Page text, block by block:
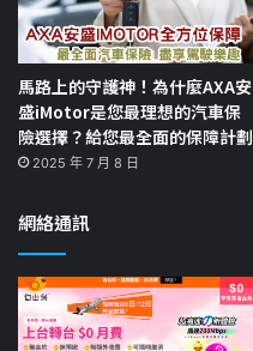
馬路上的守護神！為什麼AXA安
盛iMotor是您最理想的汽車保
險選擇？給您最全面的保障計劃
2025 年 7 月 8 日
網絡通訊